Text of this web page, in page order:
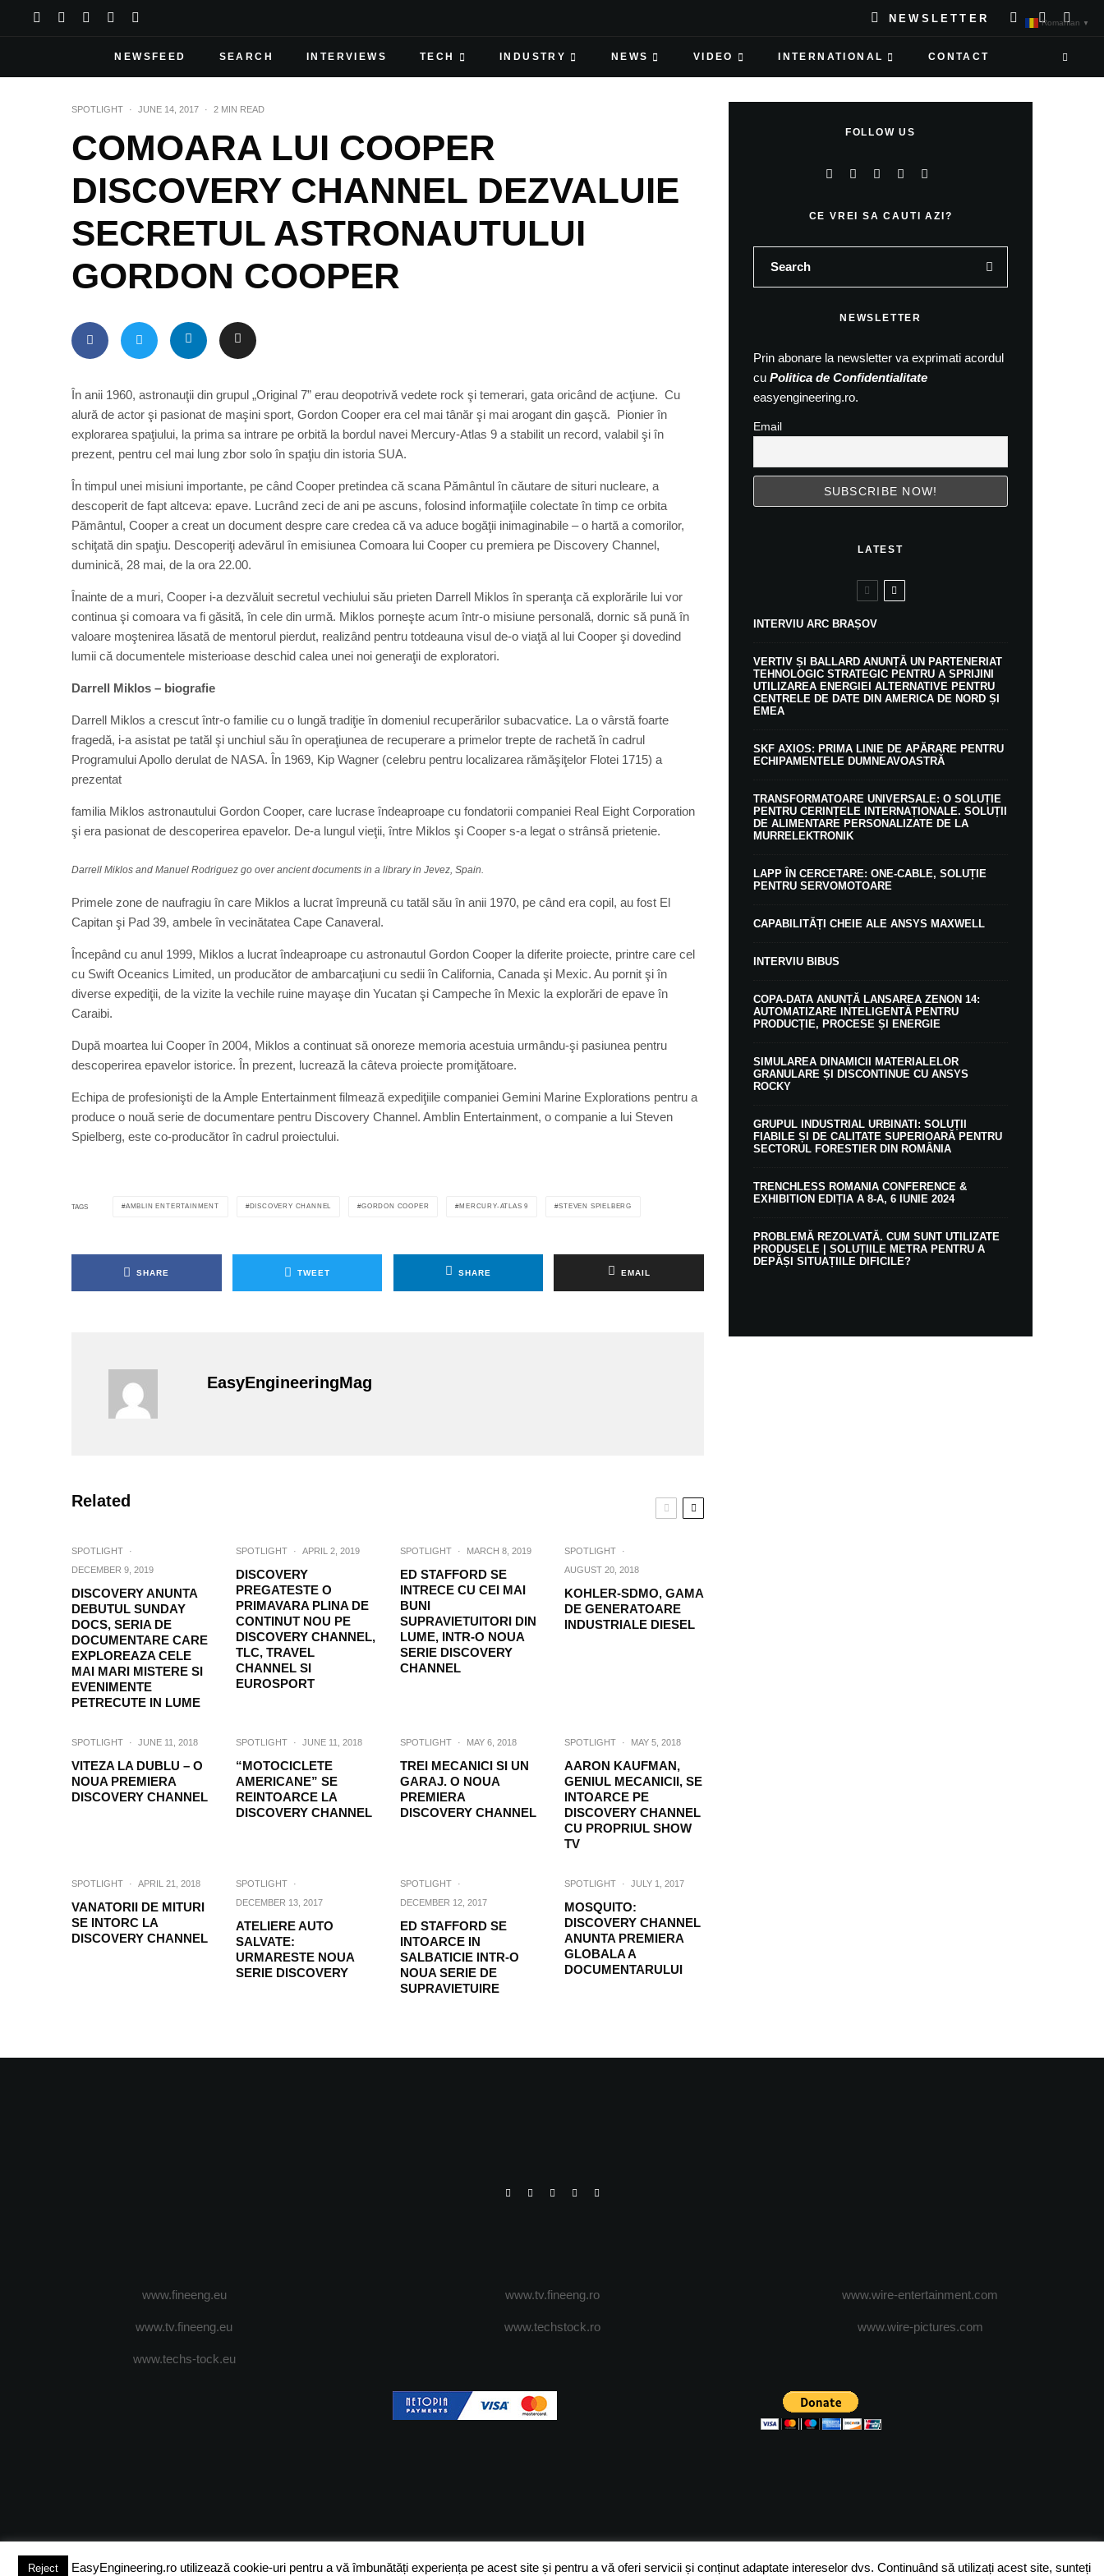
NEWSLETTER
NEWSFEED SEARCH INTERVIEWS TECH INDUSTRY NEWS VIDEO INTERNATIONAL CONTACT
SPOTLIGHT · JUNE 14, 2017 · 2 MIN READ
COMOARA LUI COOPER
DISCOVERY CHANNEL DEZVALUIE
SECRETUL ASTRONAUTULUI
GORDON COOPER
În anii 1960, astronauţii din grupul „Original 7” erau deopotrivă vedete rock şi temerari, gata oricând de acţiune. Cu
alură de actor şi pasionat de maşini sport, Gordon Cooper era cel mai tânăr şi mai arogant din gaşcă. Pionier în
explorarea spaţiului, la prima sa intrare pe orbită la bordul navei Mercury-Atlas 9 a stabilit un record, valabil şi în
prezent, pentru cel mai lung zbor solo în spaţiu din istoria SUA.
În timpul unei misiuni importante, pe când Cooper pretindea că scana Pământul în căutare de situri nucleare, a
descoperit de fapt altceva: epave. Lucrând zeci de ani pe ascuns, folosind informaţiile colectate în timp ce orbita
Pământul, Cooper a creat un document despre care credea că va aduce bogăţii inimaginabile – o hartă a comorilor,
schiţată din spaţiu. Descoperiţi adevărul în emisiunea Comoara lui Cooper cu premiera pe Discovery Channel,
duminică, 28 mai, de la ora 22.00.
Înainte de a muri, Cooper i-a dezvăluit secretul vechiului său prieten Darrell Miklos în speranţa că explorările lui vor
continua şi comoara va fi găsită, în cele din urmă. Miklos porneşte acum într-o misiune personală, dornic să pună în
valoare moştenirea lăsată de mentorul pierdut, realizând pentru totdeauna visul de-o viaţă al lui Cooper şi dovedind
lumii că documentele misterioase deschid calea unei noi generaţii de exploratori.
Darrell Miklos – biografie
Darrell Miklos a crescut într-o familie cu o lungă tradiţie în domeniul recuperărilor subacvatice. La o vârstă foarte
fragedă, i-a asistat pe tatăl şi unchiul său în operaţiunea de recuperare a primelor trepte de rachetă în cadrul
Programului Apollo derulat de NASA. În 1969, Kip Wagner (celebru pentru localizarea rămăşiţelor Flotei 1715) a
prezentat
familia Miklos astronautului Gordon Cooper, care lucrase îndeaproape cu fondatorii companiei Real Eight Corporation
şi era pasionat de descoperirea epavelor. De-a lungul vieţii, între Miklos şi Cooper s-a legat o strânsă prietenie.
Darrell Miklos and Manuel Rodriguez go over ancient documents in a library in Jevez, Spain.
Primele zone de naufragiu în care Miklos a lucrat împreună cu tatăl său în anii 1970, pe când era copil, au fost El
Capitan şi Pad 39, ambele în vecinătatea Cape Canaveral.
Începând cu anul 1999, Miklos a lucrat îndeaproape cu astronautul Gordon Cooper la diferite proiecte, printre care cel
cu Swift Oceanics Limited, un producător de ambarcaţiuni cu sedii în California, Canada şi Mexic. Au pornit şi în
diverse expediţii, de la vizite la vechile ruine mayaşe din Yucatan şi Campeche în Mexic la explorări de epave în
Caraibi.
După moartea lui Cooper în 2004, Miklos a continuat să onoreze memoria acestuia urmându-şi pasiunea pentru
descoperirea epavelor istorice. În prezent, lucrează la câteva proiecte promiţătoare.
Echipa de profesionişti de la Ample Entertainment filmează expediţiile companiei Gemini Marine Explorations pentru a
produce o nouă serie de documentare pentru Discovery Channel. Amblin Entertainment, o companie a lui Steven
Spielberg, este co-producător în cadrul proiectului.
TAGS AMBLIN ENTERTAINMENT DISCOVERY CHANNEL GORDON COOPER MERCURY-ATLAS 9 STEVEN SPIELBERG
SHARE TWEET SHARE EMAIL
EasyEngineeringMag
Related
SPOTLIGHT
·
DECEMBER 9, 2019
DISCOVERY ANUNTA
DEBUTUL SUNDAY
DOCS, SERIA DE
DOCUMENTARE CARE
EXPLOREAZA CELE
MAI MARI MISTERE SI
EVENIMENTE
PETRECUTE IN LUME
SPOTLIGHT · APRIL 2, 2019
DISCOVERY
PREGATESTE O
PRIMAVARA PLINA DE
CONTINUT NOU PE
DISCOVERY CHANNEL,
TLC, TRAVEL
CHANNEL SI
EUROSPORT
SPOTLIGHT · MARCH 8, 2019
ED STAFFORD SE
INTRECE CU CEI MAI
BUNI
SUPRAVIETUITORI DIN
LUME, INTR-O NOUA
SERIE DISCOVERY
CHANNEL
SPOTLIGHT
·
AUGUST 20, 2018
KOHLER-SDMO, GAMA
DE GENERATOARE
INDUSTRIALE DIESEL
SPOTLIGHT · JUNE 11, 2018
VITEZA LA DUBLU – O
NOUA PREMIERA
DISCOVERY CHANNEL
SPOTLIGHT · JUNE 11, 2018
“MOTOCICLETE
AMERICANE” SE
REINTOARCE LA
DISCOVERY CHANNEL
SPOTLIGHT · MAY 6, 2018
TREI MECANICI SI UN
GARAJ. O NOUA
PREMIERA
DISCOVERY CHANNEL
SPOTLIGHT · MAY 5, 2018
AARON KAUFMAN,
GENIUL MECANICII, SE
INTOARCE PE
DISCOVERY CHANNEL
CU PROPRIUL SHOW
TV
SPOTLIGHT · APRIL 21, 2018
VANATORII DE MITURI
SE INTORC LA
DISCOVERY CHANNEL
SPOTLIGHT
·
DECEMBER 13, 2017
ATELIERE AUTO
SALVATE:
URMARESTE NOUA
SERIE DISCOVERY
SPOTLIGHT
·
DECEMBER 12, 2017
ED STAFFORD SE
INTOARCE IN
SALBATICIE INTR-O
NOUA SERIE DE
SUPRAVIETUIRE
SPOTLIGHT · JULY 1, 2017
MOSQUITO:
DISCOVERY CHANNEL
ANUNTA PREMIERA
GLOBALA A
DOCUMENTARULUI
FOLLOW US
CE VREI SA CAUTI AZI?
NEWSLETTER
Prin abonare la newsletter va exprimati acordul
cu Politica de Confidentialitate
easyengineering.ro.
Email
LATEST
INTERVIU ARC BRAȘOV
VERTIV ȘI BALLARD ANUNȚĂ UN PARTENERIAT
TEHNOLOGIC STRATEGIC PENTRU A SPRIJINI
UTILIZAREA ENERGIEI ALTERNATIVE PENTRU
CENTRELE DE DATE DIN AMERICA DE NORD ȘI
EMEA
SKF AXIOS: PRIMA LINIE DE APĂRARE PENTRU
ECHIPAMENTELE DUMNEAVOASTRĂ
TRANSFORMATOARE UNIVERSALE: O SOLUȚIE
PENTRU CERINȚELE INTERNAȚIONALE. SOLUȚII
DE ALIMENTARE PERSONALIZATE DE LA
MURRELEKTRONIK
LAPP ÎN CERCETARE: ONE-CABLE, SOLUȚIE
PENTRU SERVOMOTOARE
CAPABILITĂȚI CHEIE ALE ANSYS MAXWELL
INTERVIU BIBUS
COPA-DATA ANUNȚĂ LANSAREA ZENON 14:
AUTOMATIZARE INTELIGENTĂ PENTRU
PRODUCȚIE, PROCESE ȘI ENERGIE
SIMULAREA DINAMICII MATERIALELOR
GRANULARE ȘI DISCONTINUE CU ANSYS
ROCKY
GRUPUL INDUSTRIAL URBINATI: SOLUȚII
FIABILE ȘI DE CALITATE SUPERIOARĂ PENTRU
SECTORUL FORESTIER DIN ROMÂNIA
TRENCHLESS ROMANIA CONFERENCE &
EXHIBITION EDIȚIA A 8-A, 6 IUNIE 2024
PROBLEMĂ REZOLVATĂ. CUM SUNT UTILIZATE
PRODUSELE | SOLUȚIILE METRA PENTRU A
DEPĂȘI SITUAȚIILE DIFICILE?
www.fineeng.eu
www.tv.fineeng.eu
www.techs-tock.eu
www.tv.fineeng.ro
www.techstock.ro
www.wire-entertainment.com
www.wire-pictures.com
Reject EasyEngineering.ro utilizează cookie-uri pentru a vă îmbunătăți experiența pe acest site și pentru a vă oferi servicii și conținut adaptate intereselor dvs. Continuând să utilizați acest site, sunteți
Romanian ▼